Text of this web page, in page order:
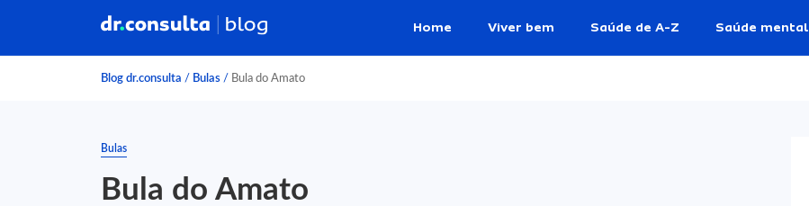
Home Viver bem Saúde de A-Z Saúde mental
Blog dr.consulta / Bulas / Bula do Amato
Bulas
Bula do Amato